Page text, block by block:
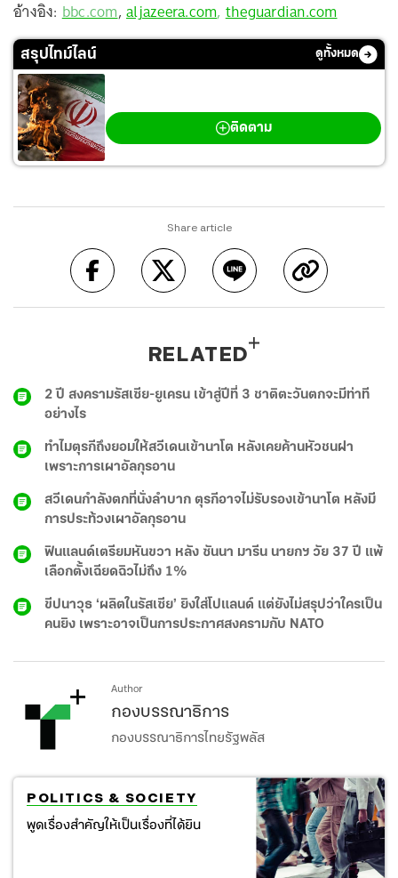
อ้างอิง:bbc.com, aljazeera.com,theguardian.com
สรุปไทม์ไลน์ ดูทั้งหมด
ติดตาม
Share article
RELATED
2 ปี สงครามรัสเซีย-ยูเครน เข้าสู่ปีที่ 3 ชาติตะวันตกจะมีท่าที
อย่างไร
ทำไมตุรกีถึงยอมให้สวีเดนเข้านาโต หลังเคยค้านหัวชนฝา
เพราะการเผาอัลกุรอาน
สวีเดนกำลังตกที่นั่งลำบาก ตุรกีอาจไม่รับรองเข้านาโต หลังมี
การประท้วงเผาอัลกุรอาน
ฟินแลนด์เตรียมหันขวา หลัง ซันนา มารีน นายกฯ วัย 37 ปี แพ้
เลือกตั้งเฉียดฉิวไม่ถึง 1%
ขีปนาวุธ ‘ผลิตในรัสเซีย’ ยิงใส่โปแลนด์ แต่ยังไม่สรุปว่าใครเป็น
คนยิง เพราะอาจเป็นการประกาศสงครามกับ NATO
Author
กองบรรณาธิการ
กองบรรณาธิการไทยรัฐพลัส
POLITICS & SOCIETY
พูดเรื่องสำคัญให้เป็นเรื่องที่ได้ยิน